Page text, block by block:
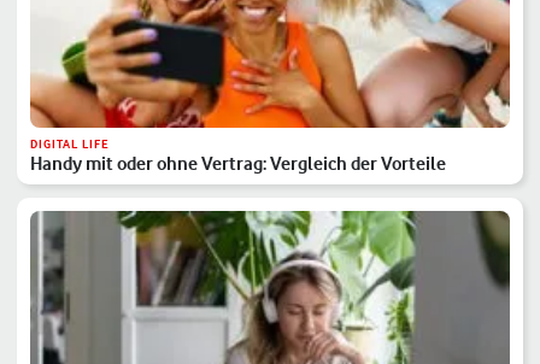
DIGITAL LIFE
Handy mit oder ohne Vertrag: Vergleich der Vorteile